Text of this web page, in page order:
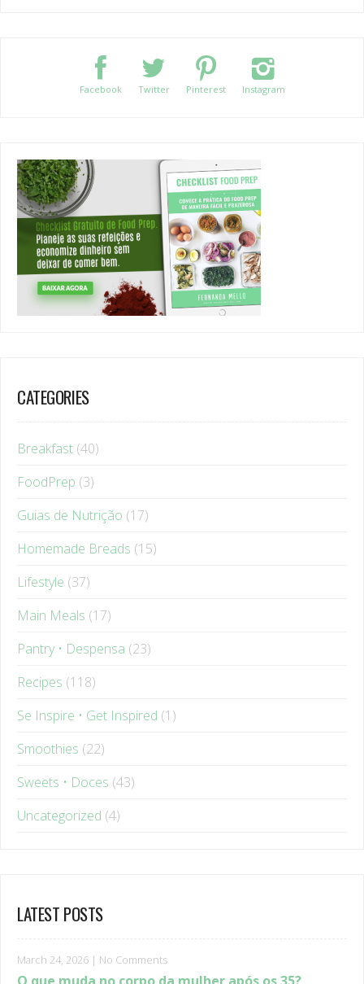
Facebook Twitter Pinterest Instagram
FoodPrep (3)
Guias de Nutrição
Homemade Breads (15)
Lifestyle(37)
Main Meals (17)
Pantry • Despensa
Recipes
(118)
Se Inspire • Get Inspired
Smoothies
(22)
Sweets • Doces
Uncategorized(4)
O que muda no corpo da mulher após os 35?
Entenda os sinais hormonais que ninguém explica